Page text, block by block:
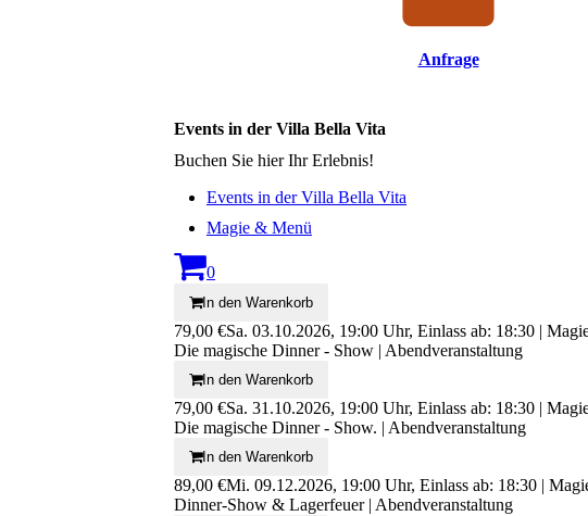
Anfrage
Events in der Villa Bella Vita
Buchen Sie hier Ihr Erlebnis!
Events in der Villa Bella Vita
Magie & Menü
0
In den Warenkorb
79,00 €Sa. 03.10.2026, 19:00 Uhr, Einlass ab: 18:30 |
Die magische Dinner - Show | Abendveranstaltung
In den Warenkorb
79,00 €Sa. 31.10.2026, 19:00 Uhr, Einlass ab: 18:30 |
Die magische Dinner - Show. | Abendveranstaltung
In den Warenkorb
89,00 €Mi. 09.12.2026, 19:00 Uhr, Einlass ab: 18:30 |
Dinner-Show & Lagerfeuer | Abendveranstaltung